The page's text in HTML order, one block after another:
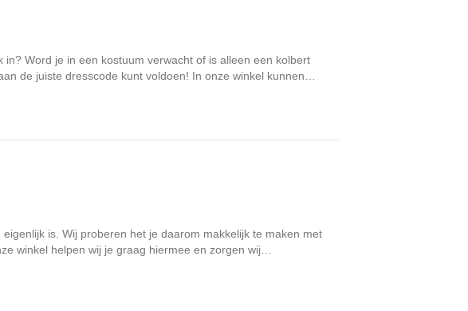
Word je in een kostuum verwacht of is alleen een kolbert
de juiste dresscode kunt voldoen! In onze winkel kunnen…
is. Wij proberen het je daarom makkelijk te maken met
winkel helpen wij je graag hiermee en zorgen wij…